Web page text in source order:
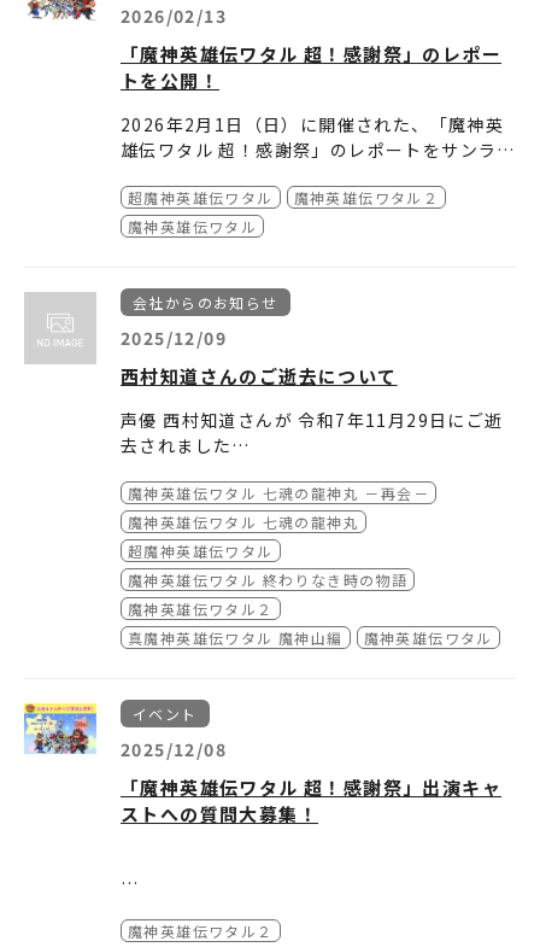
2026/02/13
「魔神英雄伝ワタル 超！感謝祭」のレポー
トを公開！
2026年2月1日（日）に開催された、「魔神英
雄伝ワタル 超！感謝祭」のレポートをサンライ
どうぞご確認ください。
超魔神英雄伝ワタル
魔神英雄伝ワタル２
魔神英雄伝ワタル
会社からのお知らせ
2025/12/09
西村知道さんのご逝去について
声優 西村知道さんが 令和7年11月29日にご逝
去されました
魔神英雄伝ワタルシリーズ 剣部シバラク役で長
きにわたりお力添え頂いておりました
故人のご功績に敬意を表し 心からご冥福をお祈
りいたします
株式会社バンダイナムコフィルムワークス
魔神英雄伝ワタル 七魂の龍神丸 －再会－
魔神英雄伝ワタル 七魂の龍神丸
超魔神英雄伝ワタル
魔神英雄伝ワタル 終わりなき時の物語
魔神英雄伝ワタル２
真魔神英雄伝ワタル 魔神山編
魔神英雄伝ワタル
イベント
2025/12/08
「魔神英雄伝ワタル 超！感謝祭」出演キャ
ストへの質問大募集！
月1日（日）に開催決定！
恵さん、高乃麗さん、山寺宏一さんに聞きたい
魔神英雄伝ワタル２